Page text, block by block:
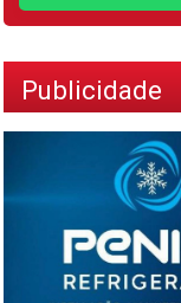
Publicidade